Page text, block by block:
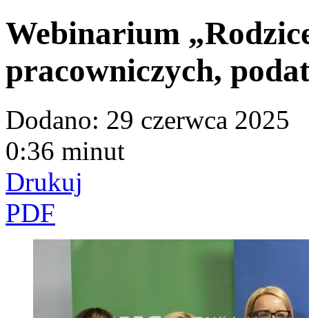
Webinarium
pracowniczych,
Dodano: 29 czerwca 2025
0:36 minut
Drukuj
PDF